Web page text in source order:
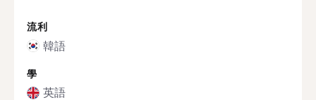
流利
韓語
學
英語